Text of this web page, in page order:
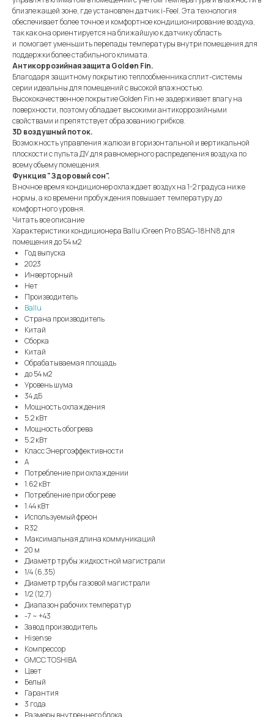
близлежащей зоне, где установлен датчик i-Feel. Эта технология
обеспечивает более точное и комфортное кондиционирование воздуха,
так как она ориентируется на ближайшую к датчику область
и помогает уменьшить перепады температуры внутри помещения для
поддержки более стабильного климата.
Антикоррозийная защита Golden Fin.
Благодаря защитному покрытию теплообменника сплит-системы
серии идеальны для помещений с высокой влажностью.
Высококачественное покрытие Golden Fin не задерживает влагу на
поверхности, поэтому обладает высокими антикоррозийными
свойствами и препятствует образованию грибков.
3D воздушный поток.
Возможность управления жалюзи в горизонтальной и вертикальной
плоскости с пульта ДУ для равномерного распределения воздуха по
всему объему помещения.
Функция "Здоровый сон".
В ночное время кондиционер охлаждает воздух на 1-2 градуса ниже
нормы, а ко времени пробуждения повышает температуру до
комфортного уровня.
Читать все описание
Характеристики кондиционера Ballu iGreen Pro BSAG-18HN8 для
помещения до 54 м2
Год выпуска
2023
Инверторный
Нет
Производитель
Ballu
Страна производитель
Китай
Сборка
Китай
Обрабатываемая площадь
до 54 м2
Уровень шума
34 дБ
Мощность охлаждения
5.2 кВт
Мощность обогрева
5.2 кВт
Класс Энергоэффективности
A
Потребление при охлаждении
1.62 кВт
Потребление при обогреве
1.44 кВт
Используемый фреон
R32
Максимальная длина коммуникаций
20 м
Диаметр трубы жидкостной магистрали
1/4 (6,35)
Диаметр трубы газовой магистрали
1/2 (12,7)
Диапазон рабочих температур
-7 ~ +43
Завод производитель
Hisense
Компрессор
GMCC TOSHIBA
Цвет
Белый
Гарантия
3 года